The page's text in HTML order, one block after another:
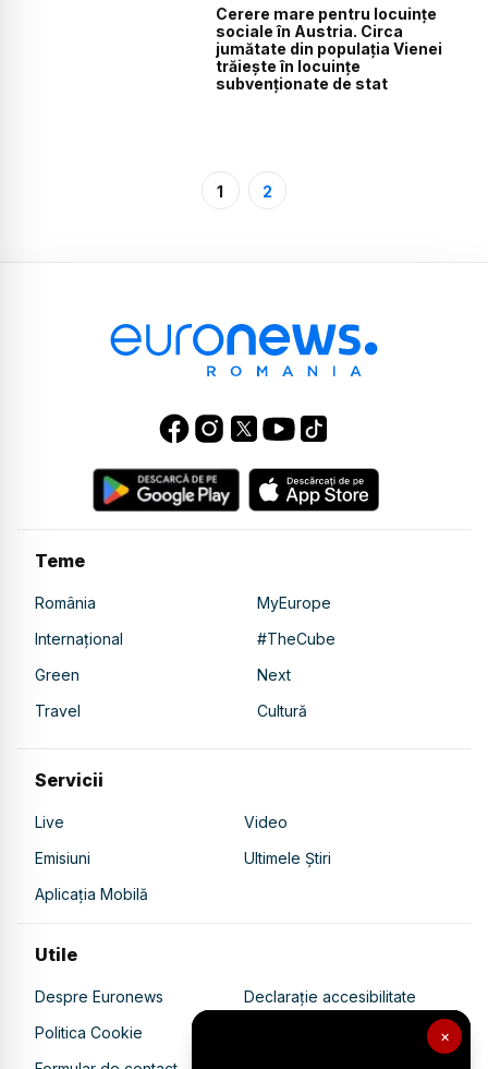
×
Cerere mare pentru locuințe
sociale în Austria. Circa
jumătate din populația Vienei
trăiește în locuințe
subvenționate de stat
1 2
Teme
România
MyEurope
Internațional
#TheCube
Green
Next
Travel
Cultură
Servicii
Live
Video
Emisiuni
Ultimele Știri
Aplicația Mobilă
Utile
Despre Euronews
Declarație accesibilitate
Politica Cookie
Politica de confidențialitate